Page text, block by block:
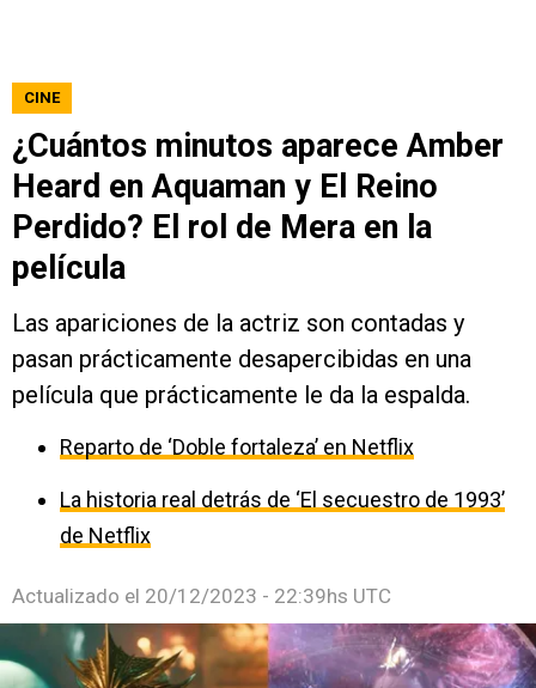
CINE
¿Cuántos minutos aparece Amber
Heard en Aquaman y El Reino
Perdido? El rol de Mera en la
película
Las apariciones de la actriz son contadas y
pasan prácticamente desapercibidas en una
película que prácticamente le da la espalda.
Reparto de ‘Doble fortaleza’ en Netflix
La historia real detrás de ‘El secuestro de 1993’
de Netflix
Actualizado el 20/12/2023 - 22:39hs UTC